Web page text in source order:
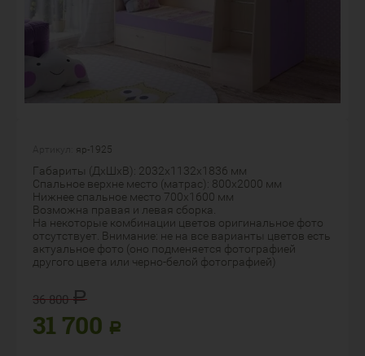
яр-1925
Габариты (ДхШхВ): 2032х1132х1836 мм
Спальное верхне место (матрас): 800х2000 мм
Нижнее спальное место 700х1600 мм
Возможна правая и левая сборка.
На некоторые комбинации цветов оригинальное фото
отсутствует. Внимание: не на все варианты цветов есть
актуальное фото (оно подменяется фотографией
другого цвета или черно-белой фотографией)
36 800 Р
31 700 Р